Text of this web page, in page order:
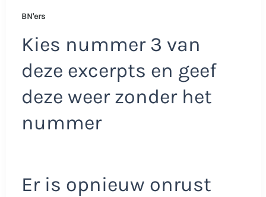
BN'ers
Kies nummer 3 van
deze excerpts en geef
deze weer zonder het
nummer
Er is opnieuw onrust